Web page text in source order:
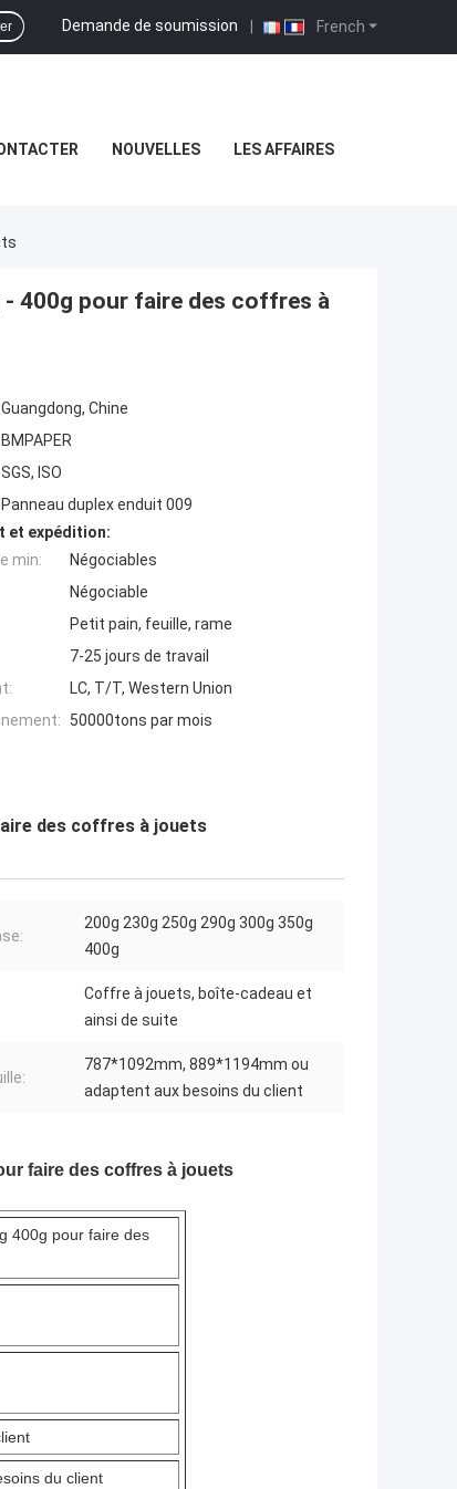
French
Demande de soumission |
NOUVELLES LES AFFAIRES
- 400g pour faire des coffres à
Guangdong, Chine
BMPAPER
SGS, ISO
Panneau duplex enduit 009
et expédition:
min:
Négociables
Négociable
Petit pain, feuille, rame
7-25 jours de travail
LC, T/T, Western Union
50000tons par mois
des coffres à jouets
200g 230g 250g 290g 300g 350g
400g
Coffre à jouets, boîte-cadeau et
ainsi de suite
787*1092mm, 889*1194mm ou
adaptent aux besoins du client
faire des coffres à jouets
400g pour faire des
du client